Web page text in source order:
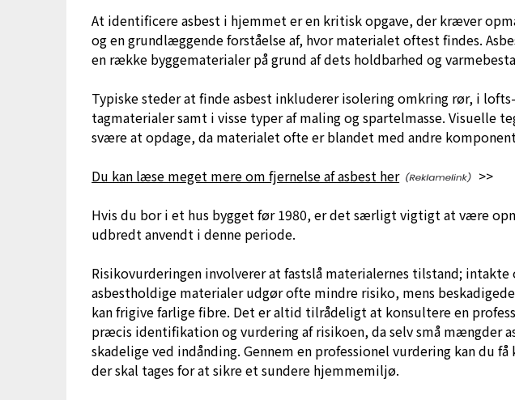
At identificere asbest i hjemmet er en kritisk opgave, der kræver
og en grundlæggende forståelse af, hvor materialet oftest findes.
en række byggematerialer på grund af dets holdbarhed og
Typiske steder at finde asbest inkluderer isolering omkring rør, i
tagmaterialer samt i visse typer af maling og spartelmasse. Visuelle
svære at opdage, da materialet ofte er blandet med andre
Du kan læse meget mere om fjernelse af asbest her
>>
Hvis du bor i et hus bygget før 1980, er det særligt vigtigt at være
udbredt anvendt i denne periode.
Risikovurderingen involverer at fastslå materialernes tilstand;
asbestholdige materialer udgør ofte mindre risiko, mens
kan frigive farlige fibre. Det er altid tilrådeligt at konsultere en
præcis identifikation og vurdering af risikoen, da selv små mængder
skadelige ved indånding. Gennem en professionel vurdering kan du
der skal tages for at sikre et sundere hjemmemiljø.